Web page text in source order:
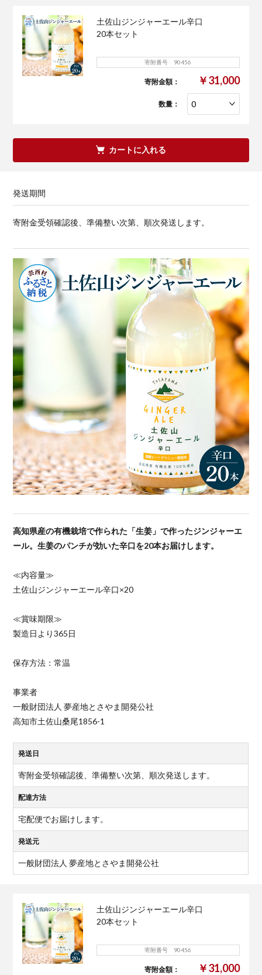
土佐山ジンジャーエール辛口
20本セット
寄附番号 90456
寄附金額： ￥31,000
数量：
カートに入れる
発送期間
寄附金受領確認後、準備整い次第、順次発送します。
高知県産の有機栽培で作られた「生姜」で作ったジンジャーエ
ール。生姜のパンチが効いた辛口を20本お届けします。
≪内容量≫
土佐山ジンジャーエール辛口×20
≪賞味期限≫
製造日より365日
保存方法：常温
事業者
一般財団法人 夢産地とさやま開発公社
高知市土佐山桑尾1856-1
発送日
寄附金受領確認後、準備整い次第、順次発送します。
配達方法
宅配便でお届けします。
発送元
一般財団法人 夢産地とさやま開発公社
土佐山ジンジャーエール辛口
20本セット
寄附番号 90456
寄附金額： ￥31,000